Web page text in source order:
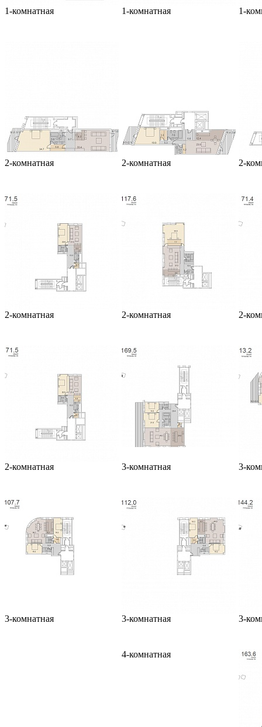
1-комнатная 1-комнатная 1-
2-комнатная 2-комнатная 2-
2-комнатная 2-комнатная 2-
2-комнатная 3-комнатная 3-
3-комнатная 3-комнатная 3-
4-комнатная